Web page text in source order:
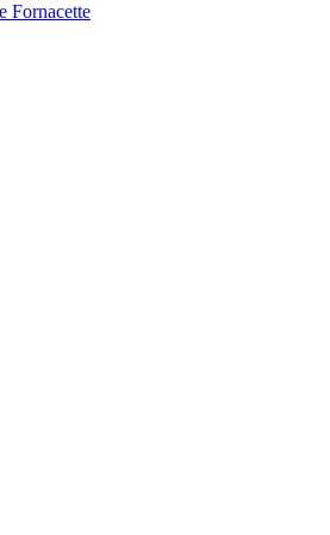
Fornacette